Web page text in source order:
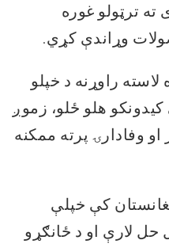
ترټولو غوره
وړاندې کړي.
لاسته راوړنه د خپلو
هلو ځلو، زموږ
او وفادارۍ پرته ممکنه
کې خپلې
حل لارې او د ځانګړ و